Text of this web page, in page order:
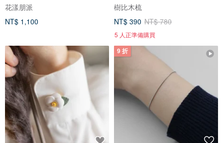
花漾朋派
NT$ 1,100
樹比木梳
NT$ 390 NT$ 780
5 人正準備購買
9 折